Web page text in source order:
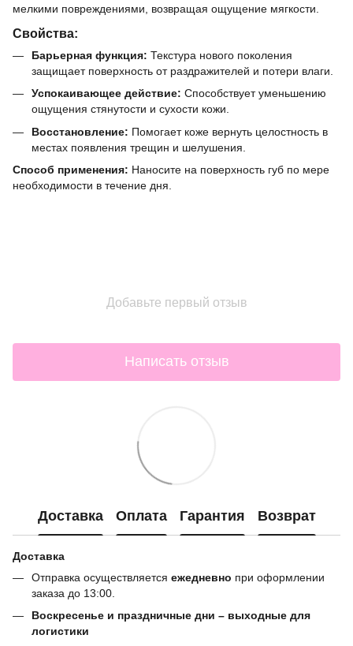
мелкими повреждениями, возвращая ощущение мягкости.
Свойства:
Барьерная функция: Текстура нового поколения
защищает поверхность от раздражителей и потери влаги.
Успокаивающее действие: Способствует уменьшению
ощущения стянутости и сухости кожи.
Восстановление: Помогает коже вернуть целостность в
местах появления трещин и шелушения.
Способ применения: Наносите на поверхность губ по мере
необходимости в течение дня.
Добавьте первый отзыв
Написать отзыв
Доставка Оплата Гарантия Возврат
Доставка
Отправка осуществляется ежедневно при оформлении
заказа до 13:00.
Воскресенье и праздничные дни – выходные для
логистики